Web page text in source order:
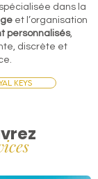
dans la
et l’organisation
personnalisés,
discrète et
Keys